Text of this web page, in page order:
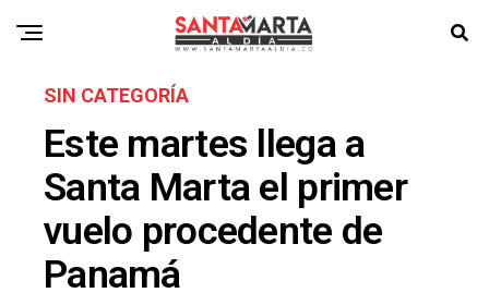
SIN CATEGORÍA
Este martes llega a
Santa Marta el primer
vuelo procedente de
Panamá